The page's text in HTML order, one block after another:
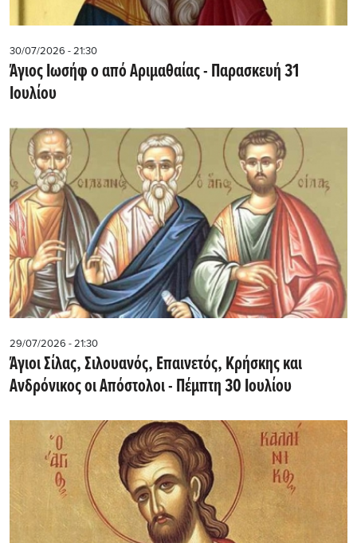
30/07/2026 - 21:30
Άγιος Ιωσήφ ο από Αριμαθαίας - Παρασκευή 31
Ιουλίου
29/07/2026 - 21:30
Άγιοι Σίλας, Σιλουανός, Επαινετός, Κρήσκης και
Ανδρόνικος οι Απόστολοι - Πέμπτη 30 Ιουλίου